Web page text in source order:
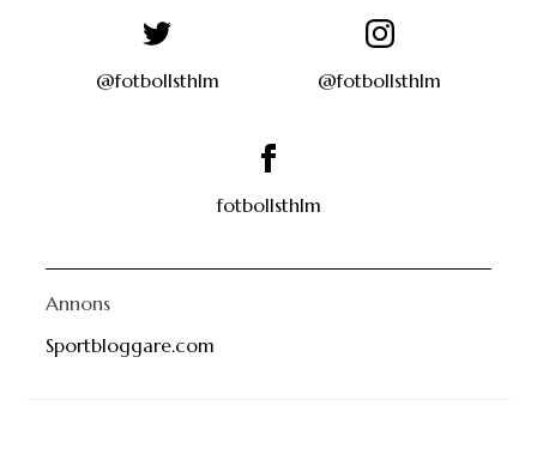
@fotbollsthlm @fotbollsthlm
fotbollsthlm
Annons
Sportbloggare.com